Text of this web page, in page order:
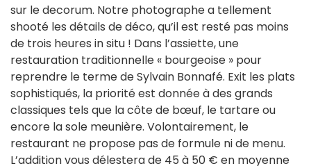
sur le decorum. Notre photographe a tellement
shooté les détails de déco, qu’il est resté pas moins
de trois heures in situ ! Dans l’assiette, une
restauration traditionnelle « bourgeoise » pour
reprendre le terme de Sylvain Bonnafé. Exit les plats
sophistiqués, la priorité est donnée à des grands
classiques tels que la côte de bœuf, le tartare ou
encore la sole meunière. Volontairement, le
restaurant ne propose pas de formule ni de menu.
L’addition vous délestera de 45 à 50 € en moyenne